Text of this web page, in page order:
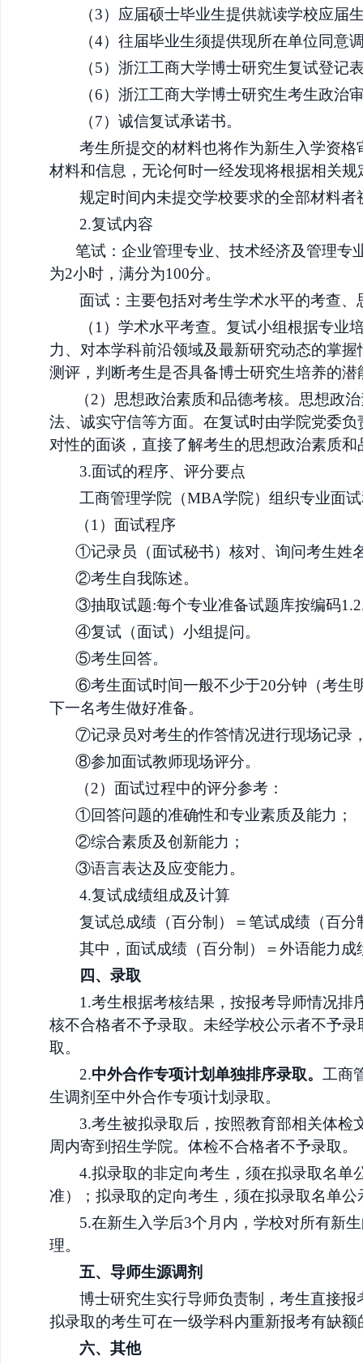
（3）应届硕士毕业生提供就读学校应届
（4）往届毕业生须提供现所在单位同意
（5）浙江工商大学博士研究生复试登记
（6）浙江工商大学博士研究生考生政治
（7）诚信复试承诺书。
考生所提交的材料也将作为新生入学资
材料和信息，无论何时一经发现将根据相关
规定时间内未提交学校要求的全部材料
2.复试内容
笔试：企业管理专业、技术经济及管理专
为2小时， 满分为100分。
面试：主要包括对考生学术水平的考查
（1）学术水平考查。复试小组根据专业
力、对本学科前沿领域及最新研究动态的掌
测评，判断考生是否具备博士研究生培养的潜
（2）思想政治素质和品德考核。思想政
法、诚实守信等方面。在复试时由学院党委
对性的面谈，直接了解考生的思想政治素质
3.面试的程序、评分要点
工商管理学院（MBA学院）组织专业面
（1）面试程序
①记录员（面试秘书）核对、询问考生姓
②考生自我陈述。
③抽取试题:每个专业准备试题库按编码
④复试（面试）小组提问。
⑤考生回答。
⑥考生面试时间一般不少于20分钟 （考
下一名考生做好准备。
⑦记录员对考生的作答情况进行现场记录
⑧参加面试教师现场评分。
（2）面试过程中的评分参考：
①回答问题的准确性和专业素质及能力；
②综合素质及创新能力；
③语言表达及应变能力。
4.复试成绩组成及计算
复试总成绩（百分制）＝笔试成绩（百分
其中，面试成绩（百分制）＝外语能力成
四、 录取
1.考生根据考核结果，按报考导师情况
核不合格者不予录取。 未经学校公示者不予录
取。
2.中外合作专项计划单独排序录取。 工商
生调剂至中外合作专项计划录取。
3.考生被拟录取后，按照教育部相关体
周内寄到招生学院。体检不合格者不予录取。
4.拟录取的非定向考生，须在拟录取名
准）；拟录取的定向考生，须在拟录取名单
5.在新生入学后3个月内，学校对所有新
理。
五、导师生源调剂
博士研究生实行导师负责制，考生直接报
拟录取的考生可在一级学科内重新报考有缺额
六、其他